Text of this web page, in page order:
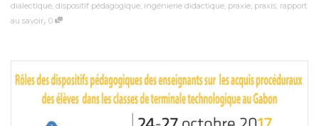
dialectique, dispositif pédagogique, ingénierie didactique, praxie, praxis, rapport
au savoir, 0